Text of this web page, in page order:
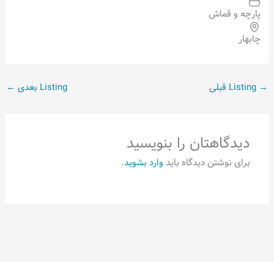
پارچه و قماش
چابهار
→ Listing بعدی ←
دیدگاهتان را بنویسید
برای نوشتن دیدگاه باید وارد بشوید.